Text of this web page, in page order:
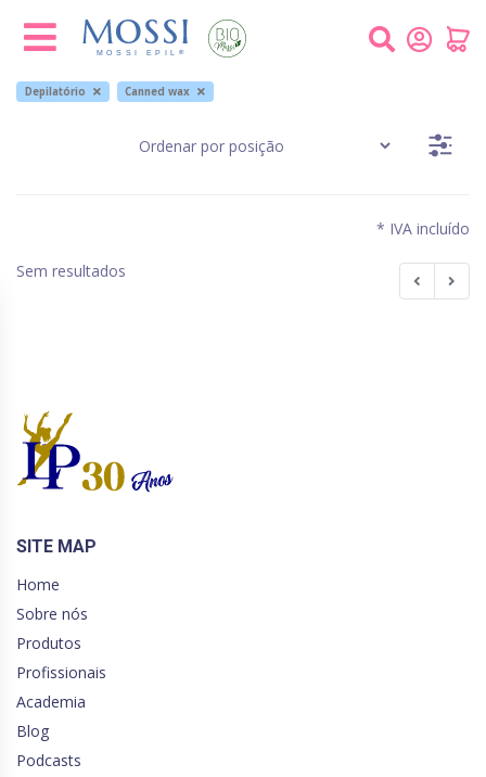
Depilatório Canned wax
* IVA incluído
Sem resultados
SITE MAP
Home
Sobre nós
Produtos
Profissionais
Academia
Blog
Podcasts